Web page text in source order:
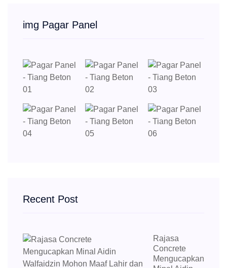
img Pagar Panel
Recent Post
Rajasa
Concrete
Mengucapkan